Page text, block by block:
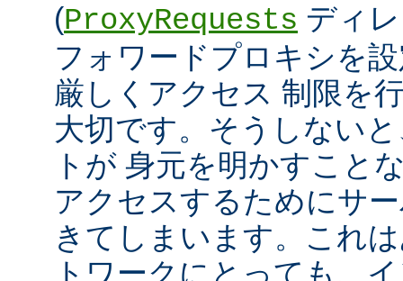
(ProxyRequests ディ
フォワードプロキシを
厳しくアクセス 制限を
大切です。そうしない
トが 身元を明かすこと
アクセスするためにサ
きてしまいます。これ
トワークにとっても、